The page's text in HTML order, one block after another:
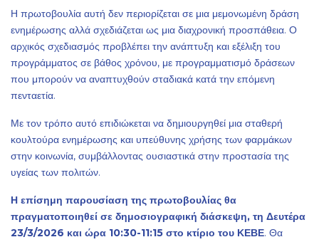
Η πρωτοβουλία αυτή δεν περιορίζεται σε μια μεμονωμένη δράση
ενημέρωσης αλλά σχεδιάζεται ως μια διαχρονική προσπάθεια. Ο
αρχικός σχεδιασμός προβλέπει την ανάπτυξη και εξέλιξη του
προγράμματος σε βάθος χρόνου, με προγραμματισμό δράσεων
που μπορούν να αναπτυχθούν σταδιακά κατά την επόμενη
πενταετία.
Με τον τρόπο αυτό επιδιώκεται να δημιουργηθεί μια σταθερή
κουλτούρα ενημέρωσης και υπεύθυνης χρήσης των φαρμάκων
στην κοινωνία, συμβάλλοντας ουσιαστικά στην προστασία της
υγείας των πολιτών.
Η επίσημη παρουσίαση της πρωτοβουλίας θα
πραγματοποιηθεί σε δημοσιογραφική διάσκεψη, τη Δευτέρα
23/3/2026 και ώρα 10:30-11:15 στο κτίριο του ΚΕΒΕ. Θα